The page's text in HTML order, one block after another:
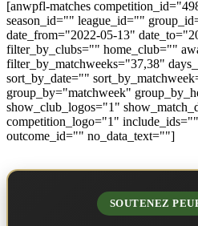
[anwpfl-matches
season_id="" league_id=""
date_from="2022-05-13"
filter_by_clubs="" home_club=""
filter_by_matchweeks="37,38"
sort_by_date=""
group_by="matchweek"
show_club_logos="1"
competition_logo="1"
outcome_id="" no_data_text=""]
SOUTENEZ